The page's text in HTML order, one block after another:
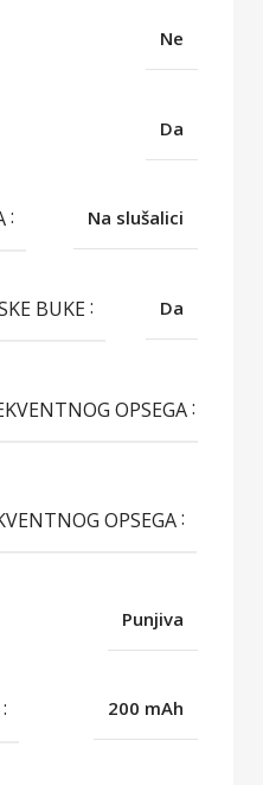
Ne
Da
Na slušalici
BUKE Da
OPSEGA
OPSEGA
Punjiva
200 mAh